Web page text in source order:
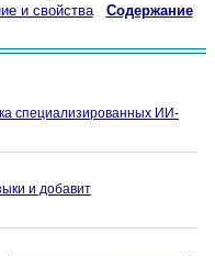
и свойства Содержание
специализированных ИИ-
и добавит